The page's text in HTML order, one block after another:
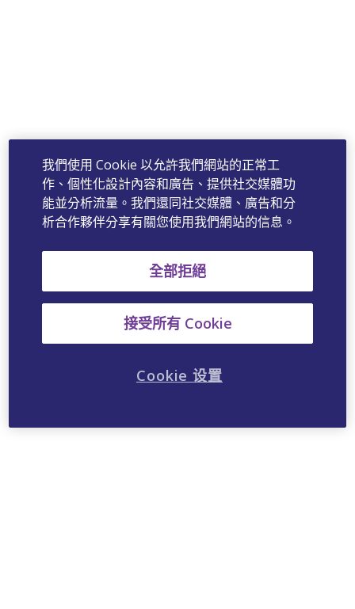
我們使用 Cookie 以允許我們網站的正常工
作、個性化設計內容和廣告、提供社交媒體功
能並分析流量。我們還同社交媒體、廣告和分
析合作夥伴分享有關您使用我們網站的信息。
全部拒絕
接受所有 Cookie
Cookie 设置